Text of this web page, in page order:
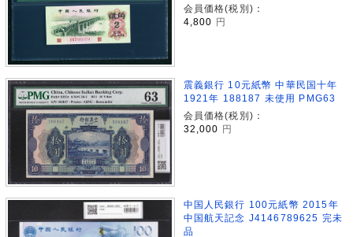
会員価格(税別)：
4,800 円
震義銀行 10元紙幣 中華民国十年
1921年 188187 未使用 PMG63
会員価格(税別)：
32,000 円
中国人民銀行 100元紙幣 2015年
中国航天記念 J4146789625 完未
品